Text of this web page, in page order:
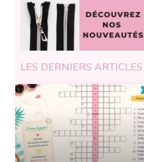
LES DERNIERS ARTICLES